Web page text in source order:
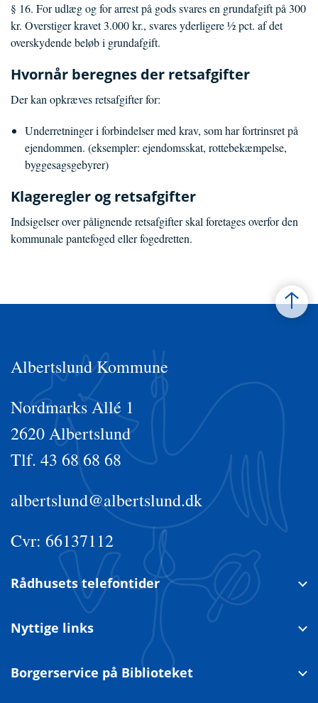
§ 16. For udlæg og for arrest på gods svares en grundafgift på 300
kr. Overstiger kravet 3.000 kr., svares yderligere ½ pct. af det
overskydende beløb i grundafgift.
Hvornår beregnes der retsafgifter
Der kan opkræves retsafgifter for:
Underretninger i forbindelser med krav, som har fortrinsret på
ejendommen. (eksempler: ejendomsskat, rottebekæmpelse,
byggesagsgebyrer)
Klageregler og retsafgifter
Indsigelser over pålignende retsafgifter skal foretages overfor den
kommunale pantefoged eller fogedretten.
Albertslund Kommune
Nordmarks Allé 1
2620 Albertslund
Tlf. 43 68 68 68
albertslund@albertslund.dk
Cvr: 66137112
Rådhusets telefontider
Nyttige links
Borgerservice på Biblioteket